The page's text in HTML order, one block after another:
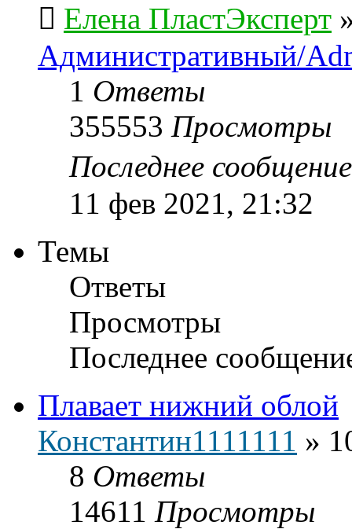
Елена ПластЭксперт
Административный/
1 Ответы
355553 Просмотры
Последнее
11 фев 2021, 21:32
Темы
Ответы
Просмотры
Последнее
Плавает нижний облой
Константин1111111 »
8 Ответы
14611 Просмотры